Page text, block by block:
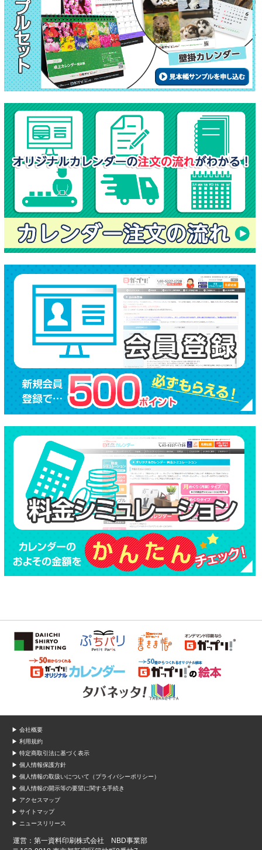
▶ 会社概要
▶ 利用規約
▶ 特定商取引法に基づく表示
▶ 個人情報保護方針
▶ 個人情報の取扱いについて（プライバシーポリシー）
▶ 個人情報の開示等の要望に関する手続き
▶ アクセスマップ
▶ サイトマップ
▶ ニュースリリース
運営：第一資料印刷株式会社 NBD事業部